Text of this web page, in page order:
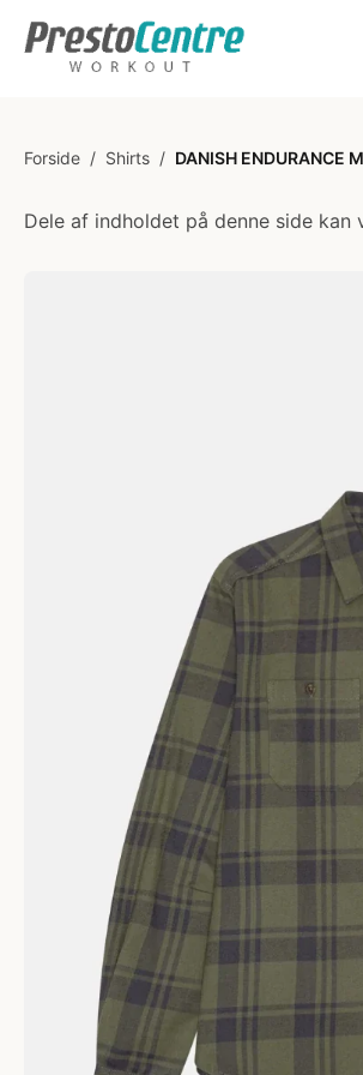
Forside / Shirts / DANISH
Dele af indholdet på denne side